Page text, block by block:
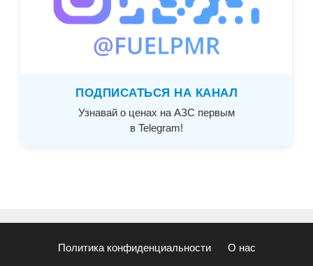
ПОДПИСАТЬСЯ НА КАНАЛ
Узнавай о ценах на АЗС первым
в Telegram!
Политика конфиденциальности О нас